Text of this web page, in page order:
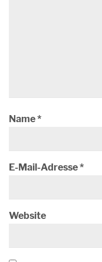
Name*
E-Mail-Adresse*
Website